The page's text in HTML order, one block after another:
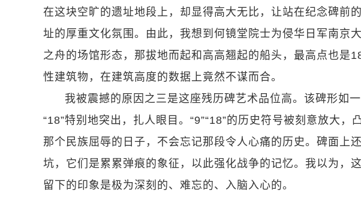
在这块空旷的遗址地段上，却显得高大无比，让站在纪念碑前
址的厚重文化氛围。由此，我想到何镜堂院士为侵华日军南京
之舟的场馆形态，那拔地而起和高高翘起的船头，最高点也是
性建筑物，在建筑高度的数据上竟然不谋而合。
我被震撼的原因之三是这座残历碑艺术品位高。该碑形如
“18”特别地突出，扎人眼目。“9”“18”的历史符号被刻意放大
那个民族屈辱的日子，不会忘记那段令人心痛的历史。碑面上
坑，它们是累累弹痕的象征，以此强化战争的记忆。我以为，
留下的印象是极为深刻的、难忘的、入脑入心的。